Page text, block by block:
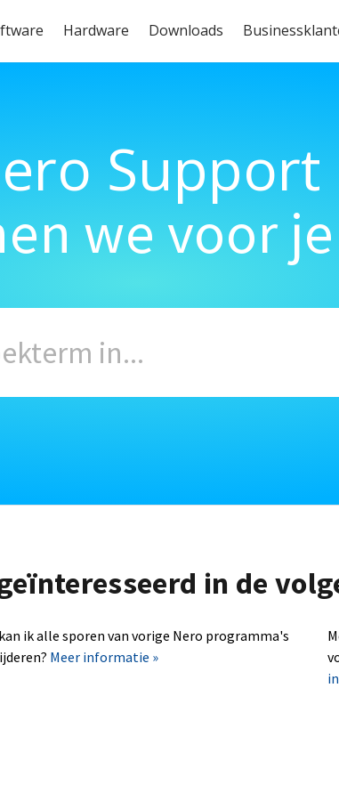
Hardware Downloads
Support
we voor
in de
ik alle sporen van vorige Nero programma's
Meer informatie »